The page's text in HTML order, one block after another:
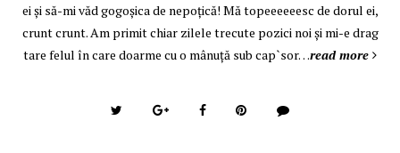
ei şi să-mi văd gogoşica de nepoţică! Mă topeeeeeesc de dorul ei,
crunt crunt. Am primit chiar zilele trecute pozici noi şi mi-e drag
tare felul în care doarme cu o mânuţă sub cap`sor…read more